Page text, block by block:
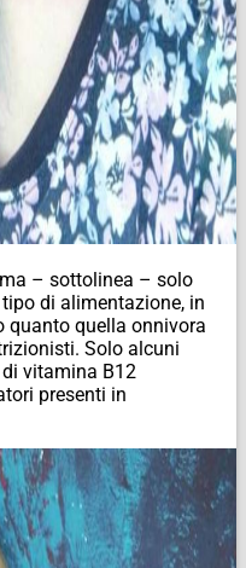
– sottolinea – solo
di alimentazione, in
quanto quella onnivora
Solo alcuni
vitamina B12
presenti in